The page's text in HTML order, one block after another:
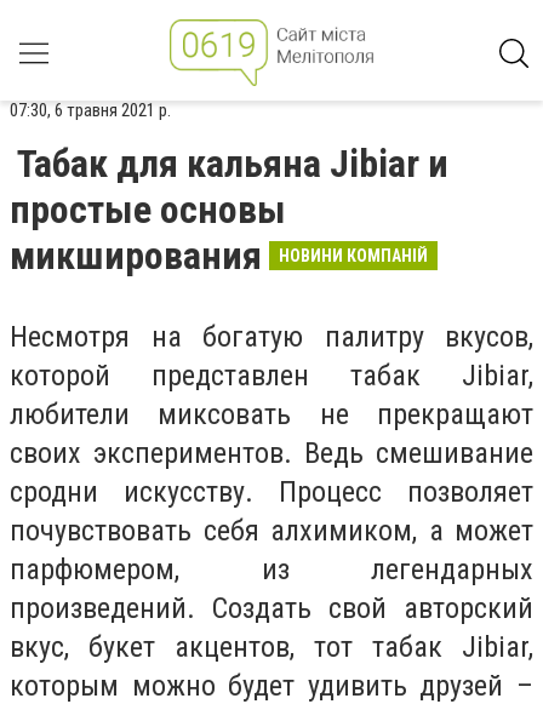
07:30, 6 травня 2021 р.
Табак для кальяна Jibiar и
простые основы
микширования
НОВИНИ КОМПАНІЙ
Несмотря на богатую палитру вкусов,
которой представлен табак Jibiar,
любители миксовать не прекращают
своих экспериментов. Ведь смешивание
сродни искусству. Процесс позволяет
почувствовать себя алхимиком, а может
парфюмером, из легендарных
произведений. Создать свой авторский
вкус, букет акцентов, тот табак Jibiar,
которым можно будет удивить друзей –